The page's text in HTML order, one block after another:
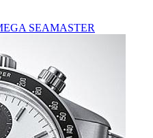
SEAMASTER